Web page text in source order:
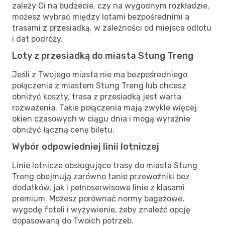
zależy Ci na budżecie, czy na wygodnym rozkładzie,
możesz wybrać między lotami bezpośrednimi a
trasami z przesiadką, w zależności od miejsca odlotu
i dat podróży.
Loty z przesiadką do miasta Stung Treng
Jeśli z Twojego miasta nie ma bezpośredniego
połączenia z miastem Stung Treng lub chcesz
obniżyć koszty, trasa z przesiadką jest warta
rozważenia. Takie połączenia mają zwykle więcej
okien czasowych w ciągu dnia i mogą wyraźnie
obniżyć łączną cenę biletu.
Wybór odpowiedniej linii lotniczej
Linie lotnicze obsługujące trasy do miasta Stung
Treng obejmują zarówno tanie przewoźniki bez
dodatków, jak i pełnoserwisowe linie z klasami
premium. Możesz porównać normy bagażowe,
wygodę foteli i wyżywienie, żeby znaleźć opcję
dopasowaną do Twoich potrzeb.